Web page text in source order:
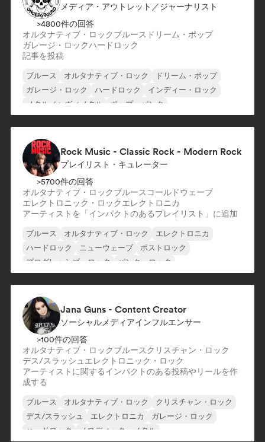
メディア・アウトレット／ジャーナリスト
>4800件の回答
オルタナティブ・ロックブルース ドリーム・ポップ
ガレージ・ロックハードロック
記事を投稿
ブルース オルタナティブ・ロック
ドリーム・ポップ
ガレージ・ロック
ハードロック
インディー・ロック
メタル／ヘヴィメタル
ポップ・パンク
Rock Music - Classic Rock - Modern Rock
プレイリスト・キュレーター
>5700件の回答
オルタナティブ・ロックブルース コールドウェーブ
エレクトロニック・ロックエレクトロニカ
アーティストを「インパクトのあるプレイリスト」に追加
ブルース オルタナティブ・ロック
エレクトロニカ
ハードロック
ニューウェーブ
ポストロック
プログレッシブ・ロック
パンク・ロック
Jana Guns - Content Creator
ソーシャルメディアインフルエンサー
>100件の回答
オルタナティブ・ロックブルースクリスチャン・ロック
デス/スラッシュ エレクトロニック・ロック
アーティストに関するインパクトのある投稿やリールを作
成する
ブルース オルタナティブ・ロック
クリスチャン・ロック
デス/スラッシュ
エレクトロニカ
ガレージ・ロック
ハードロック
メロディック・メタル